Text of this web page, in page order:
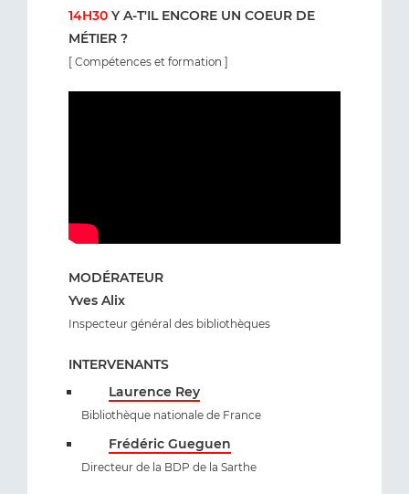
14H30 Y A-T'IL ENCORE UN COEUR DE
MÉTIER ?
[ Compétences et formation ]
MODÉRATEUR
Yves Alix
Inspecteur général des bibliothèques
INTERVENANTS
Laurence Rey
Bibliothèque nationale de France
Frédéric Gueguen
Directeur de la BDP de la Sarthe